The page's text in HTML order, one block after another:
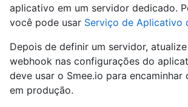
aplicativo em um servidor dedicado.
você pode usar Serviço de Aplicativo
Depois de definir um servidor,
webhook nas configurações do
deve usar o Smee.io para encaminhar
em produção.